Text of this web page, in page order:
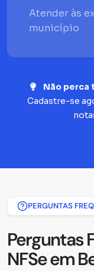
Atender às
município
Não perca
Cadastre-se
PERGUNTAS
Perguntas
NFSe em